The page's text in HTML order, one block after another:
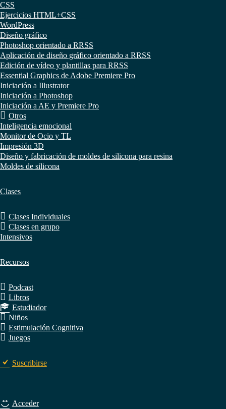
CSS
Ejercicios HTML+CSS
WordPress
Diseño gráfico
Photoshop orientado a RRSS
Aplicación de diseño gráfico orientado a RRSS
Edición de vídeo y plantillas para RRSS
Essential Graphics de Adobe Premiere Pro
Iniciación a Illustrator
Iniciación a Photoshop
Iniciación a AE y Premiere Pro
Otros
Inteligencia emocional
Monitor de Ocio y TL
Impresión 3D
Diseño y fabricación de moldes de silicona para resina
Moldes de silicona
Clases
Clases Individuales
Clases en grupo
Intensivos
Recursos
Podcast
Libros
Estudiador
Niños
Estimulación Cognitiva
Juegos
Suscribirse
Acceder